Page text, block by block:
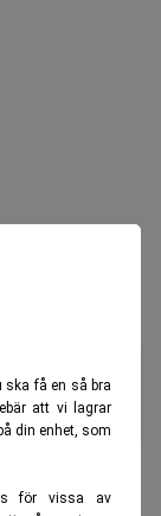
ska få en så bra
att vi lagrar
din enhet, som
för vissa av